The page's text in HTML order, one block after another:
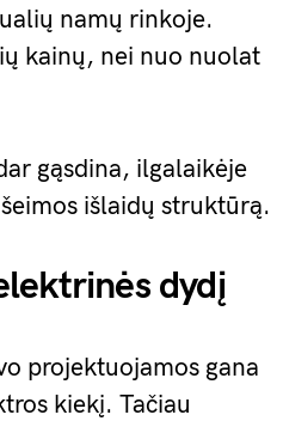
namų rinkoje.
kainų, nei nuo nuolat
gąsdina, ilgalaikėje
išlaidų struktūrą.
dydį
projektuojamos gana
kiekį. Tačiau